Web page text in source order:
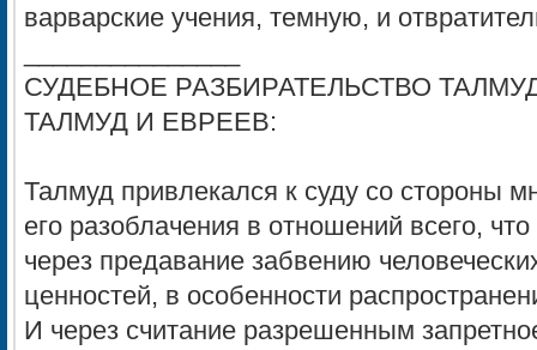
варварские учения, темную, и
СУДЕБНОЕ РАЗБИРАТЕЛЬСТВО
ТАЛМУД И ЕВРЕЕВ:
Талмуд привлекался к суду со стороны
его разоблачения в отношений всего,
через предавание забвению
ценностей, в особенности
И через считание разрешенным